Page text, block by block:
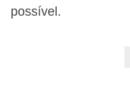
possível.